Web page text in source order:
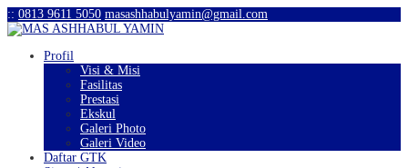
:: 0813 9611 5050 masashhabulyamin@gmail.com
Profil
Visi & Misi
Fasilitas
Prestasi
Ekskul
Galeri Photo
Galeri Video
Daftar GTK